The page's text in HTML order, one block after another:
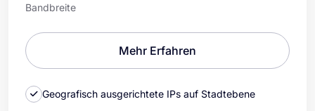
Bandbreite
Mehr Erfahren
Geografisch ausgerichtete IPs auf Stadtebene